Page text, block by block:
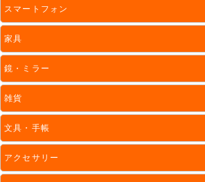
スマートフォン
家具
鏡・ミラー
雑貨
文具・手帳
アクセサリー